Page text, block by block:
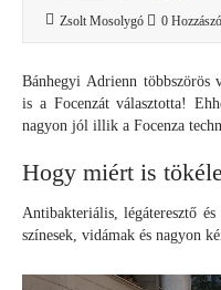
Zsolt Mosolygó 0
Bánhegyi Adrienn többszörös
is a Focenzát választotta!
nagyon jól illik a Focenza
Hogy miért is
Antibakteriális, légáteresztő
színesek, vidámak és nagyon